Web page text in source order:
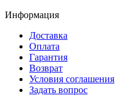
Информация
Доставка
Оплата
Гарантия
Возврат
Условия соглашения
Задать вопрос